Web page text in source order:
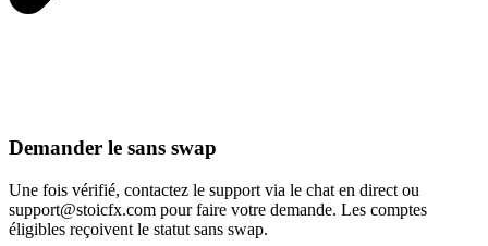
Demander le sans swap
Une fois vérifié, contactez le support via le chat en direct ou
support@stoicfx.com pour faire votre demande. Les comptes
éligibles reçoivent le statut sans swap.